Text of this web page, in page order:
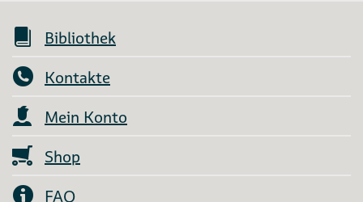
Bibliothek
Kontakte
Mein Konto
Shop
FAQ